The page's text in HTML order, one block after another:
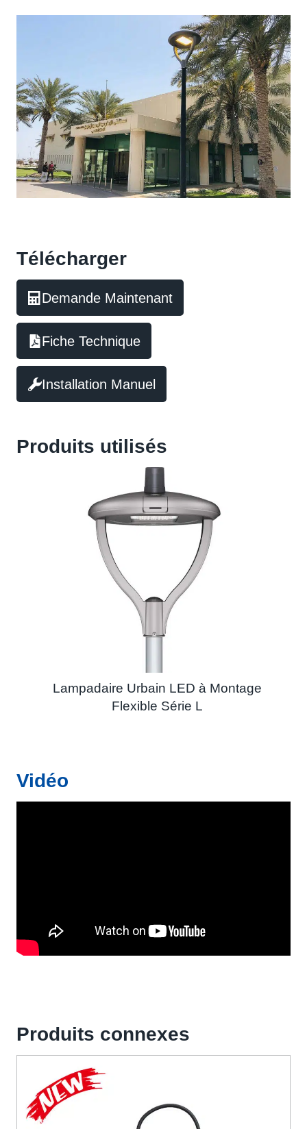
Télécharger
Demande Maintenant
Fiche Technique
Installation Manuel
Produits utilisés
Lampadaire Urbain LED à Montage
Flexible Série L
Vidéo
Produits connexes